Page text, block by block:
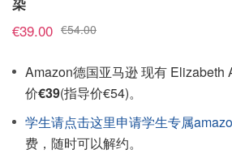
€39.00 €54.00
Amazon德国亚马逊 现有 Elizabeth
价€39(指导价€54)。
学生请点击这里申请学生专属
费，随时可以解约。